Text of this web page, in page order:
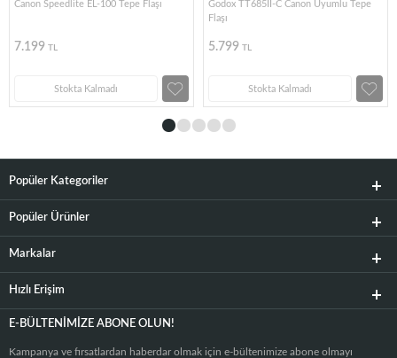
Canon Speedlite EL-100 Tepe Flaşı
7.199 TL
Stokta Kalmadı
Godox TT685II-C Canon Uyumlu Tepe
Flaşı
5.799 TL
Stokta Kalmadı
Popüler Kategoriler
Popüler Ürünler
Markalar
Hızlı Erişim
E-BÜLTENIMIZE ABONE OLUN!
Kampanya ve fırsatlardan haberdar olmak için e-bültenimize abone olmayı